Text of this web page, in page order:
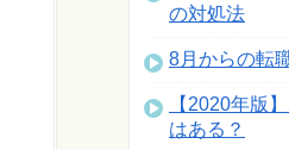
の対処法
8月からの転
【2020年版
はある？